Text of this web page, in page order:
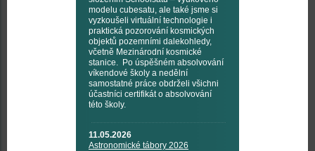
modelu cubesatu, ale také jsme si
vyzkoušeli virtuální technologie i
praktická pozorování kosmických
objektů pozemními dalekohledy,
včetně Mezinárodní kosmické
stanice. Po úspěšném absolvování
víkendové školy a nedělní
samostatné práce obdrželi všichni
účastníci certifikát o absolvování
této školy.
11.05.2026
Astronomické tábory 2026